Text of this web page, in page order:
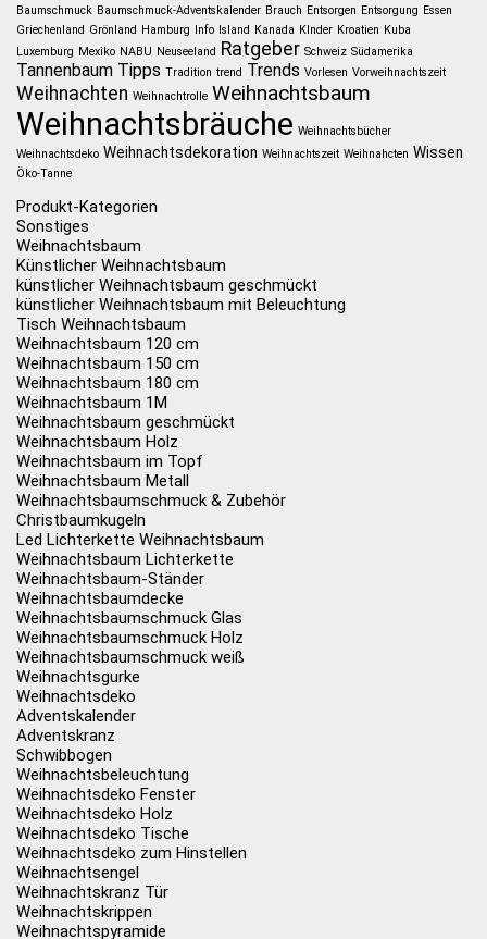
Baumschmuck Baumschmuck-Adventskalender Brauch Entsorgen Entsorgung Essen
Griechenland Grönland Hamburg Info Island Kanada KInder Kroatien Kuba
Luxemburg Mexiko NABU Neuseeland Ratgeber Schweiz Südamerika
Tannenbaum Tipps Tradition trend Trends Vorlesen Vorweihnachtszeit
Weihnachten Weihnachtrolle Weihnachtsbaum
Weihnachtsbräuche Weihnachtsbücher
Weihnachtsdeko Weihnachtsdekoration Weihnachtszeit Weihnahcten Wissen
Öko-Tanne
Produkt-Kategorien
Sonstiges
Weihnachtsbaum
Künstlicher Weihnachtsbaum
künstlicher Weihnachtsbaum geschmückt
künstlicher Weihnachtsbaum mit Beleuchtung
Tisch Weihnachtsbaum
Weihnachtsbaum 120 cm
Weihnachtsbaum 150 cm
Weihnachtsbaum 180 cm
Weihnachtsbaum 1M
Weihnachtsbaum geschmückt
Weihnachtsbaum Holz
Weihnachtsbaum im Topf
Weihnachtsbaum Metall
Weihnachtsbaumschmuck & Zubehör
Christbaumkugeln
Led Lichterkette Weihnachtsbaum
Weihnachtsbaum Lichterkette
Weihnachtsbaum-Ständer
Weihnachtsbaumdecke
Weihnachtsbaumschmuck Glas
Weihnachtsbaumschmuck Holz
Weihnachtsbaumschmuck weiß
Weihnachtsgurke
Weihnachtsdeko
Adventskalender
Adventskranz
Schwibbogen
Weihnachtsbeleuchtung
Weihnachtsdeko Fenster
Weihnachtsdeko Holz
Weihnachtsdeko Tische
Weihnachtsdeko zum Hinstellen
Weihnachtsengel
Weihnachtskranz Tür
Weihnachtskrippen
Weihnachtspyramide